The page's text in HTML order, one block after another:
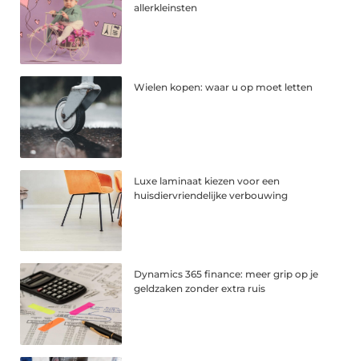
allerkleinsten
Wielen kopen: waar u op moet letten
Luxe laminaat kiezen voor een
huisdiervriendelijke verbouwing
Dynamics 365 finance: meer grip op je
geldzaken zonder extra ruis